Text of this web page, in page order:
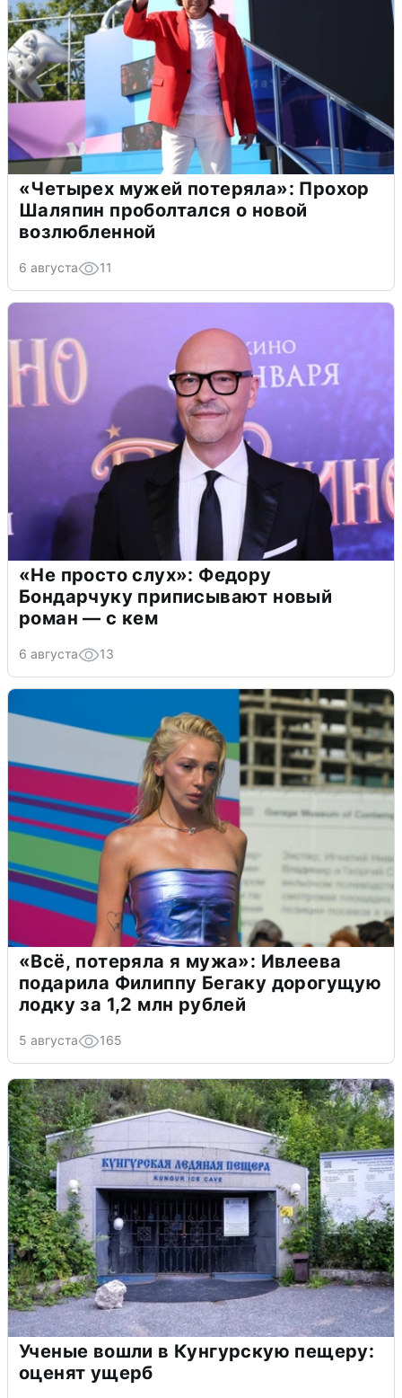
«Четырех мужей потеряла»: Прохор
Шаляпин проболтался о новой
возлюбленной
6 августа 11
«Не просто слух»: Федору
Бондарчуку приписывают новый
роман — с кем
6 августа 13
«Всё, потеряла я мужа»: Ивлеева
подарила Филиппу Бегаку дорогущую
лодку за 1,2 млн рублей
5 августа 165
Ученые вошли в Кунгурскую пещеру:
оценят ущерб